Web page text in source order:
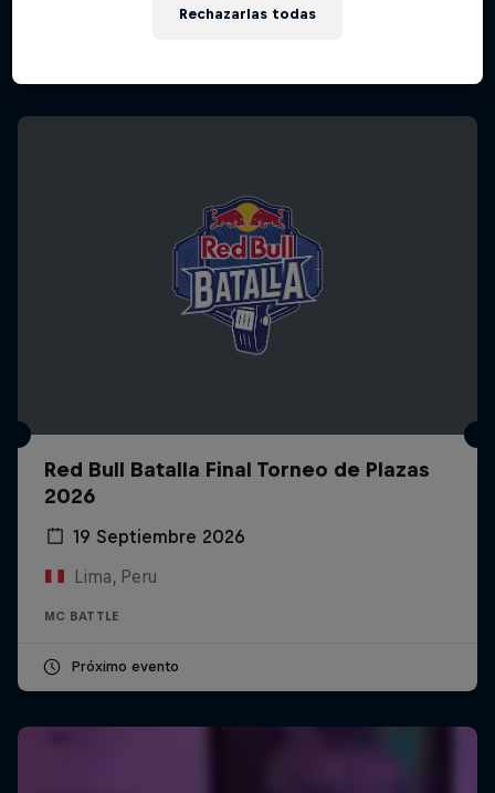
Red Bull Batalla Final Torneo de Plazas
2026
19 Septiembre 2026
Lima, Peru
MC BATTLE
Próximo evento
Rechazarlas todas